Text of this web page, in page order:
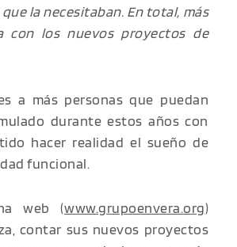
la necesitaban. En total, más
con los nuevos proyectos de
a más personas que puedan
durante estos años con
hacer realidad el sueño de
funcional.
web (www.grupoenvera.org)
contar sus nuevos proyectos